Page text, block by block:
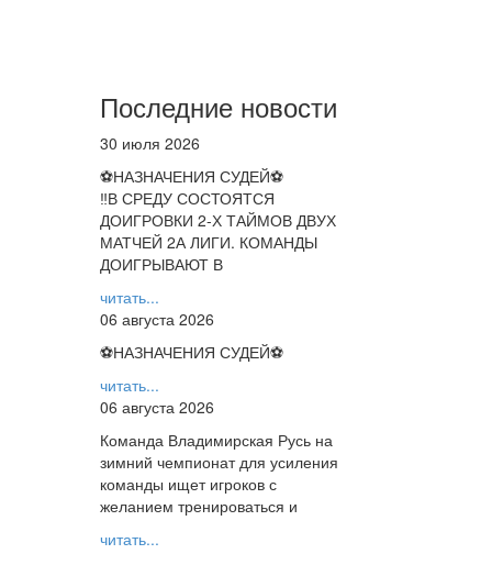
Последние новости
30 июля 2026
⚽НАЗНАЧЕНИЯ СУДЕЙ⚽
‼В СРЕДУ СОСТОЯТСЯ
ДОИГРОВКИ 2-Х ТАЙМОВ ДВУХ
МАТЧЕЙ 2А ЛИГИ. КОМАНДЫ
ДОИГРЫВАЮТ В
читать...
06 августа 2026
⚽НАЗНАЧЕНИЯ СУДЕЙ⚽
читать...
06 августа 2026
Команда Владимирская Русь на
зимний чемпионат для усиления
команды ищет игроков с
желанием тренироваться и
читать...